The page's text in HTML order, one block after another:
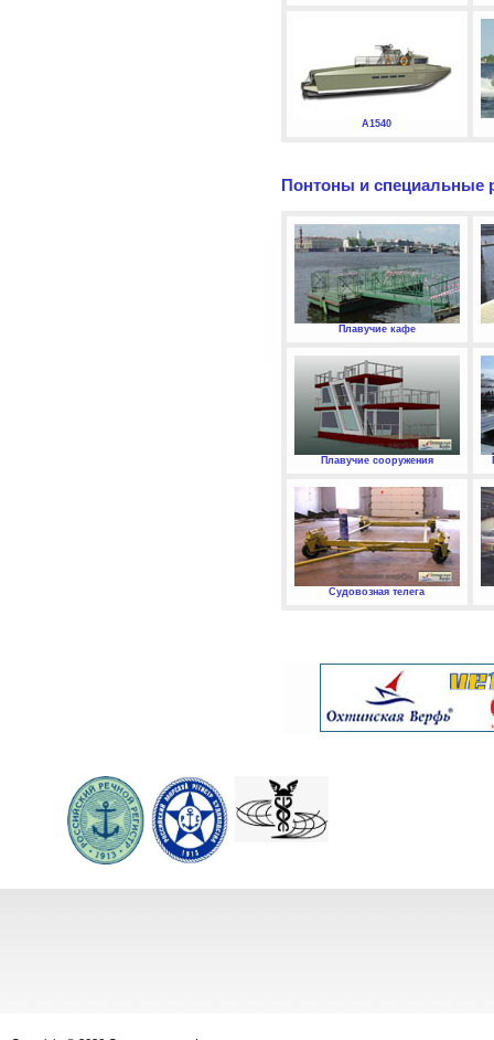
А1540
Понтоны и специальные
Плавучие кафе
Плавучие сооружения
Судовозная телега